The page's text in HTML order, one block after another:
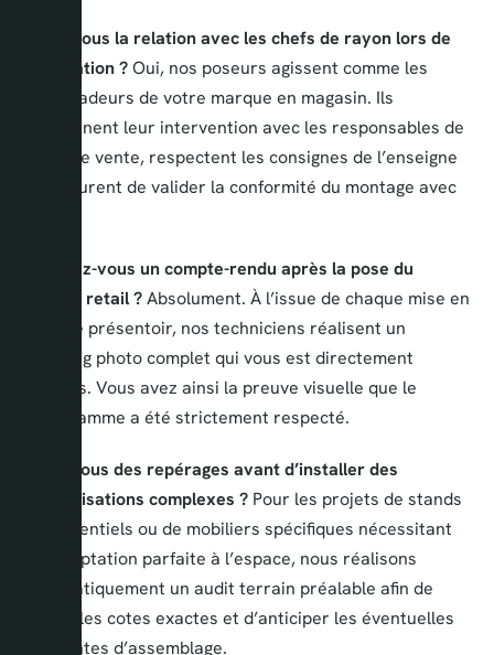
Gérez-vous la relation avec les chefs de rayon lors de
l’installation ?Oui, nos poseurs agissent comme les
ambassadeurs de votre marque en magasin. Ils
coordonnent leur intervention avec les responsables de
points de vente, respectent les consignes de l’enseigne
et s’assurent de valider la conformité du montage avec
Proposez-vous un compte-rendu après la pose du
mobilier retail ?Absolument. À l’issue de chaque mise en
place de présentoir, nos techniciens réalisent un
reporting photo complet qui vous est directement
transmis. Vous avez ainsi la preuve visuelle que le
planogramme a été strictement respecté.
Faites-vous des repérages avant d’installer des
théâtralisations complexes ? Pour les projets de stands
événementiels ou de mobiliers spécifiques nécessitant
une adaptation parfaite à l’espace, nous réalisons
systématiquement un audit terrain préalable afin de
relever les cotes exactes et d’anticiper les éventuelles
contraintes d’assemblage.